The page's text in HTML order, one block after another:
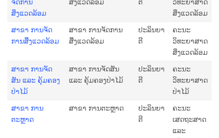
ຈັດການ
ສິ່ງແວດລ້ອມ
ສິ່ງແວດລ້ອມ
ຕີ
ວິທະຍາສາດ
ສິ່ງແວດລ້ອມ
ສາຂາ ການຈັດ
ການສິິ່ງແວດລ້ອມ
ສາຂາ ການຈັດການ
ສິິ່ງແວດລ້ອມ
ປະລິນຍາ
ຕີ
ຄະນະ
ວິທະຍາສາດ
ສິ່ງແວດລ້ອມ
ສາຂາ ການຈັດ
ສັນ ແລະ ຄຸ້ມຄອງ
ປ່າໄມ້
ສາຂາ ການຈັດສັນ
ແລະ ຄຸ້ມຄອງປ່າໄມ້
ປະລິນຍາ
ຕີ
ຄະນະ
ວິທະຍາສາດ
ປ່າໄມ້
ສາຂາ ການ
ຕະຫຼາດ
ສາຂາ ການຕະຫຼາດ
ປະລິນຍາ
ຕີ
ຄະນະ
ເສດຖະສາດ
ແລະ